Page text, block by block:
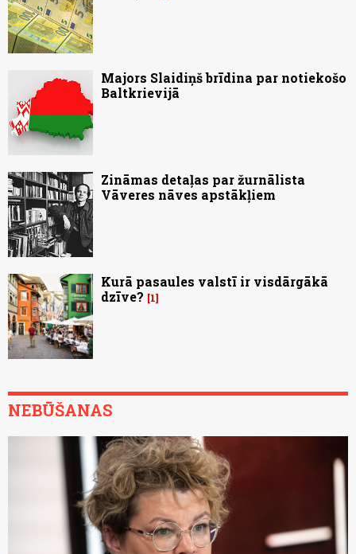
Majors Slaidiņš brīdina par notiekošo
Baltkrievijā
Zināmas detaļas par žurnālista
Vāveres nāves apstākļiem
Kurā pasaules valstī ir visdārgākā
dzīve?
1
NEBŪŠANAS